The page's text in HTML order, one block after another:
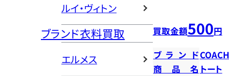
ルイ・ヴィトン
ブランド衣料買取
エルメス
買取金額500円
ブランドCOACH
商品名 トート